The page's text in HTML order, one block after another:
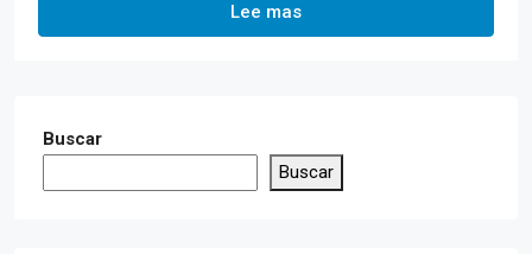
Lee mas
Buscar
Buscar